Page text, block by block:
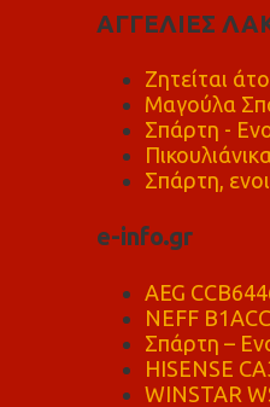
ΑΓΓΕΛΙΕΣ
Ζητείται
Μαγούλα
Σπάρτη -
Σπάρτη,
e-info.gr
AEG
NEFF
Σπάρτη –
HISENSE
WINSTAR